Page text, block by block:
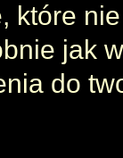
które
jak
do